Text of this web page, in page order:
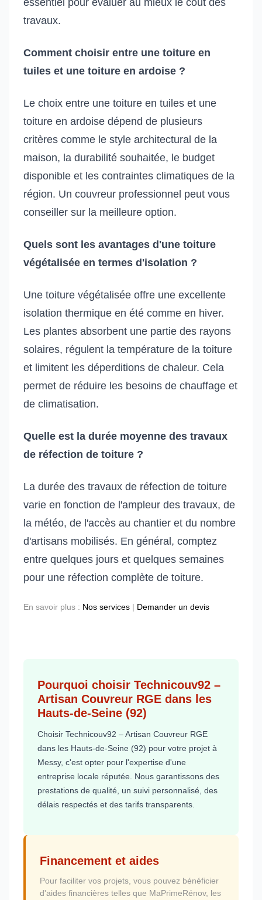
travaux.
Comment choisir entre une toiture en
tuiles et une toiture en ardoise ?
Le choix entre une toiture en tuiles et une
toiture en ardoise dépend de plusieurs
critères comme le style architectural de la
maison, la durabilité souhaitée, le budget
disponible et les contraintes climatiques de la
région. Un couvreur professionnel peut vous
conseiller sur la meilleure option.
Quels sont les avantages d'une toiture
végétalisée en termes d'isolation ?
Une toiture végétalisée offre une excellente
isolation thermique en été comme en hiver.
Les plantes absorbent une partie des rayons
solaires, régulent la température de la toiture
et limitent les déperditions de chaleur. Cela
permet de réduire les besoins de chauffage et
de climatisation.
Quelle est la durée moyenne des travaux
de réfection de toiture ?
La durée des travaux de réfection de toiture
varie en fonction de l'ampleur des travaux, de
la météo, de l'accès au chantier et du nombre
d'artisans mobilisés. En général, comptez
entre quelques jours et quelques semaines
pour une réfection complète de toiture.
En savoir plus : Nos services | Demander un devis
Pourquoi choisir Technicouv92 –
Artisan Couvreur RGE dans les
Hauts-de-Seine (92)
Choisir Technicouv92 – Artisan Couvreur RGE
dans les Hauts-de-Seine (92) pour votre projet à
Messy, c'est opter pour l'expertise d'une
entreprise locale réputée. Nous garantissons des
prestations de qualité, un suivi personnalisé, des
délais respectés et des tarifs transparents.
Financement et aides
Pour faciliter vos projets, vous pouvez bénéficier
d'aides financières telles que MaPrimeRénov, les